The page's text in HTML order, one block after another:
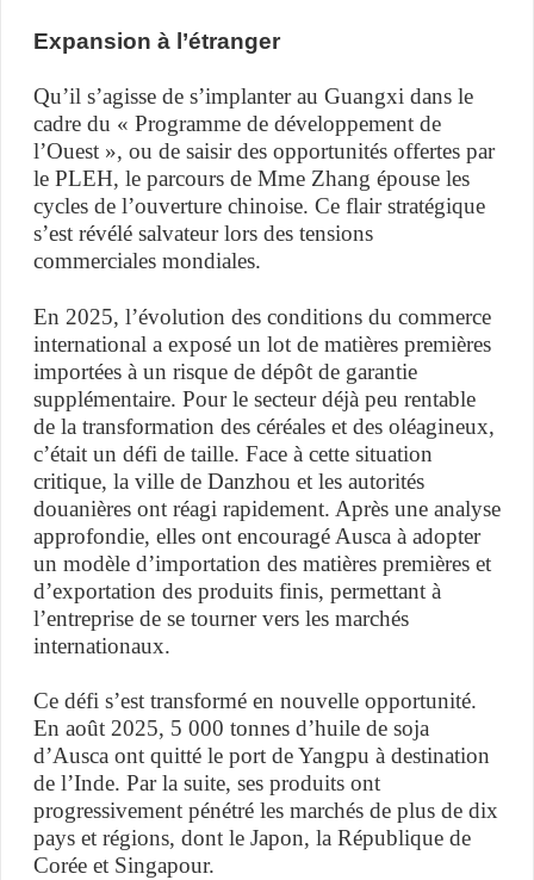
Expansion à l’étranger
Qu’il s’agisse de s’implanter au Guangxi dans le
cadre du « Programme de développement de
l’Ouest », ou de saisir des opportunités offertes par
le PLEH, le parcours de Mme Zhang épouse les
cycles de l’ouverture chinoise. Ce flair stratégique
s’est révélé salvateur lors des tensions
commerciales mondiales.
En 2025, l’évolution des conditions du commerce
international a exposé un lot de matières premières
importées à un risque de dépôt de garantie
supplémentaire. Pour le secteur déjà peu rentable
de la transformation des céréales et des oléagineux,
c’était un défi de taille. Face à cette situation
critique, la ville de Danzhou et les autorités
douanières ont réagi rapidement. Après une analyse
approfondie, elles ont encouragé Ausca à adopter
un modèle d’importation des matières premières et
d’exportation des produits finis, permettant à
l’entreprise de se tourner vers les marchés
internationaux.
Ce défi s’est transformé en nouvelle opportunité.
En août 2025, 5 000 tonnes d’huile de soja
d’Ausca ont quitté le port de Yangpu à destination
de l’Inde. Par la suite, ses produits ont
progressivement pénétré les marchés de plus de dix
pays et régions, dont le Japon, la République de
Corée et Singapour.